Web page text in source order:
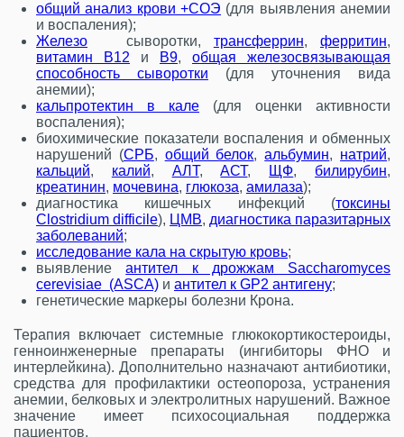
общий анализ крови +СОЭ (для выявления анемии
и воспаления);
Железо сыворотки, трансферрин,ферритин,
витамин В12 и В9, общая железосвязывающая
способность сыворотки (для уточнения вида
анемии);
кальпротектин в кале (для оценки активности
воспаления);
биохимические показатели воспаления и обменных
нарушений (CРБ, общий белок,альбумин, натрий,
кальций, калий, АЛТ,АСТ, ЩФ, билирубин,
креатинин, мочевина, глюкоза, амилаза);
диагностика кишечных инфекций (токсины
Clostridium difficile), ЦМВ, диагностика паразитарных
заболеваний;
исследование кала на скрытую кровь;
выявлениеантител к дрожжам Sacchаromyces
cerevisiae (ASCA) и антител к GP2 антигену;
генетические маркеры болезни Крона.
Терапия включает системные глюкокортикостероиды,
генноинженерные препараты (ингибиторы ФНО и
интерлейкина). Дополнительно назначают антибиотики,
средства для профилактики остеопороза, устранения
анемии, белковых и электролитных нарушений. Важное
значение имеет психосоциальная поддержка
пациентов.